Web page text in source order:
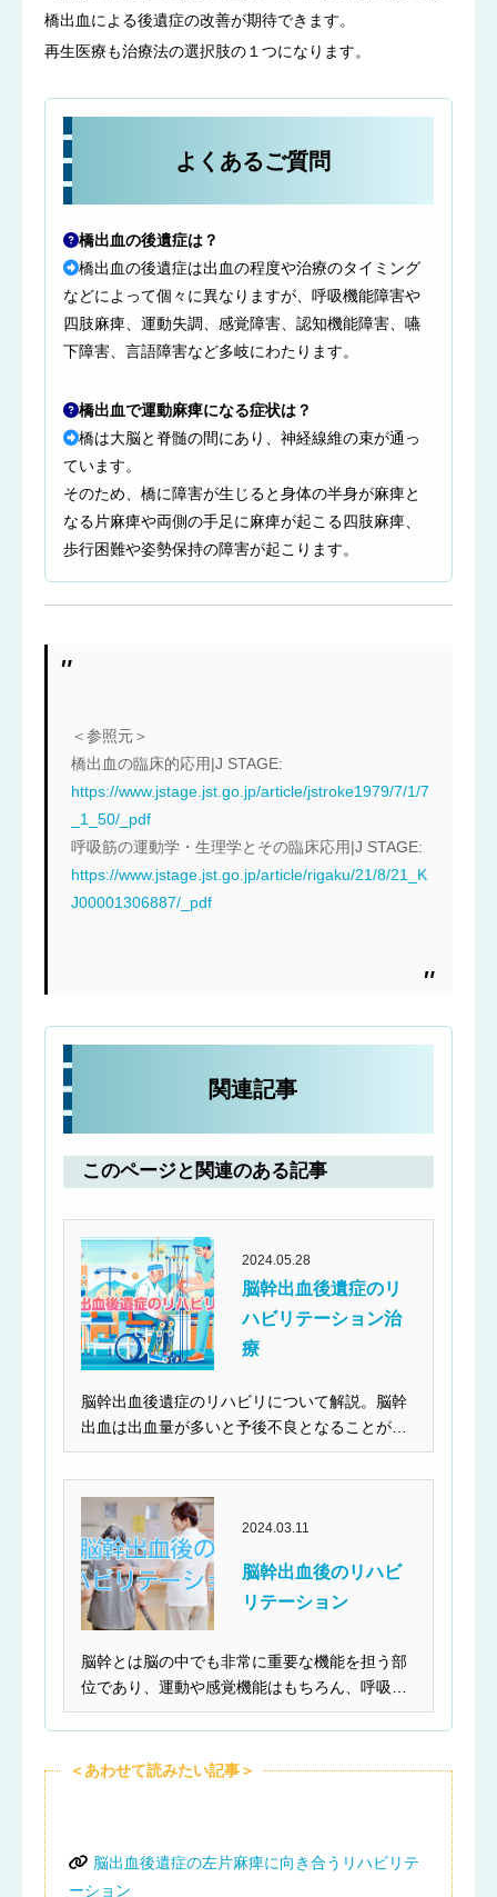
橋出血による後遺症の改善が期待できます。
再生医療も治療法の選択肢の１つになります。
よくあるご質問
橋出血の後遺症は？
橋出血の後遺症は出血の程度や治療のタイミング
などによって個々に異なりますが、呼吸機能障害や
四肢麻痺、運動失調、感覚障害、認知機能障害、嚥
下障害、言語障害など多岐にわたります。
橋出血で運動麻痺になる症状は？
橋は大脳と脊髄の間にあり、神経線維の束が通っ
ています。
そのため、橋に障害が生じると身体の半身が麻痺と
なる片麻痺や両側の手足に麻痺が起こる四肢麻痺、
歩行困難や姿勢保持の障害が起こります。
＜参照元＞
橋出血の臨床的応用|J STAGE:
https://www.jstage.jst.go.jp/article/jstroke1979/7/1/7
_1_50/_pdf
呼吸筋の運動学・生理学とその臨床応用|J STAGE:
https://www.jstage.jst.go.jp/article/rigaku/21/8/21_K
J00001306887/_pdf
関連記事
このページと関連のある記事
2024.05.28
脳幹出血後遺症のリ
ハビリテーション治
療
脳幹出血後遺症のリハビリについて解説。脳幹
出血は出血量が多いと予後不良となることが多
い病気といわれて...
2024.03.11
脳幹出血後のリハビ
リテーション
脳幹とは脳の中でも非常に重要な機能を担う部
位であり、運動や感覚機能はもちろん、呼吸や
循環動態なども司...
＜あわせて読みたい記事＞
脳出血後遺症の左片麻痺に向き合うリハビリテ
ーション